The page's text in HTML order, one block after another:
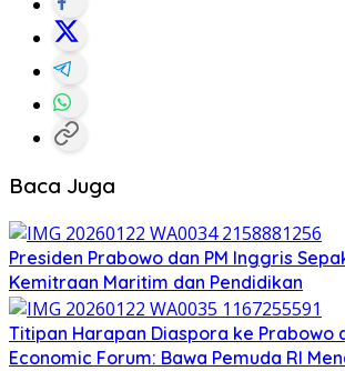
Baca Juga
Presiden Prabowo dan PM Inggris
Kemitraan Maritim dan Pendidikan
Titipan Harapan Diaspora ke Prabowo
Economic Forum: Bawa Pemuda RI